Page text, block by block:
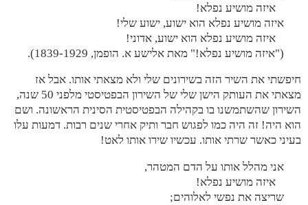
איזה מושיע נפלא!
איזה מושיע נפלא הוא ישוע, ישוע שלי!
איזה מושיע נפלא הוא ישוע, אדוני!
("איזה מושיע נפלא!" מאת אלישע א. הופמן, 1839-1929).
חיפשתי את השיר הזה בשירונים שלי ולא מצאתי אותו. אבל אז
מצאתי את העותק הישן שלי של השירון הבפטיסטי מלפני 50 שנה,
השירון שהשתמשנו בו בקהילה הבפטיסטית הסינית הראשונה. ושם
הוא היה! זה היה כמו לפגוש חבר ותיק אחרי שנים רבות. דמעות עלו
בעיני כאשר שרתי אותו. עכשיו שירו אותו לאט!
אני מהלל אותו על הדם המטהר,
איזה מושיע נפלא!
שריצה את נפשי לאלוהים;